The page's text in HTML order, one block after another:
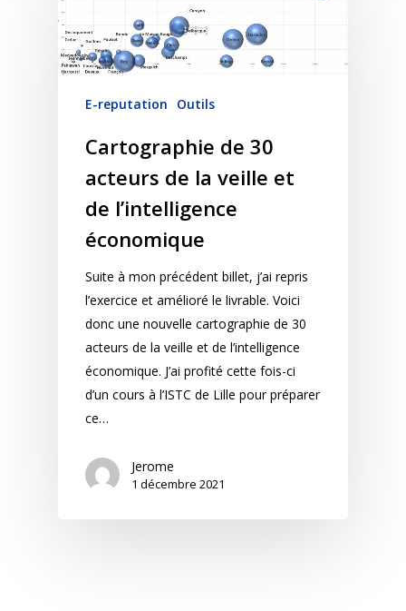
E-reputation Outils
Cartographie de 30
acteurs de la veille et
de l’intelligence
économique
Suite à mon précédent billet, j’ai repris
l’exercice et amélioré le livrable. Voici
donc une nouvelle cartographie de 30
acteurs de la veille et de l’intelligence
économique. J’ai profité cette fois-ci
d’un cours à l’ISTC de Lille pour préparer
ce…
Jerome
1 décembre 2021